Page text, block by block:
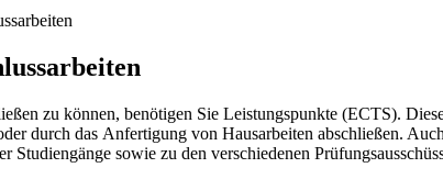
zu können, benötigen Sie Leistungspunkte (ECTS).
durch das Anfertigung von Hausarbeiten abschließen.
Studiengänge sowie zu den verschiedenen